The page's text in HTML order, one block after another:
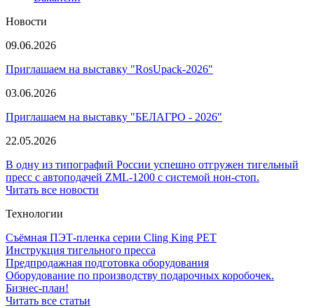
Новости
09.06.2026
Приглашаем на выставку "RosUpack-2026"
03.06.2026
Приглашаем на выставку "БЕЛАГРО - 2026"
22.05.2026
В одну из типографий России успешно отгружен тигельный
пресс с автоподачей ZML-1200 с системой нон-стоп.
Читать все новости
Технологии
Съёмная ПЭТ-пленка серии Cling King PET
Инструкция тигельного пресса
Предпродажная подготовка оборудования
Оборудование по производству подарочных коробочек.
Бизнес-план!
Читать все статьи